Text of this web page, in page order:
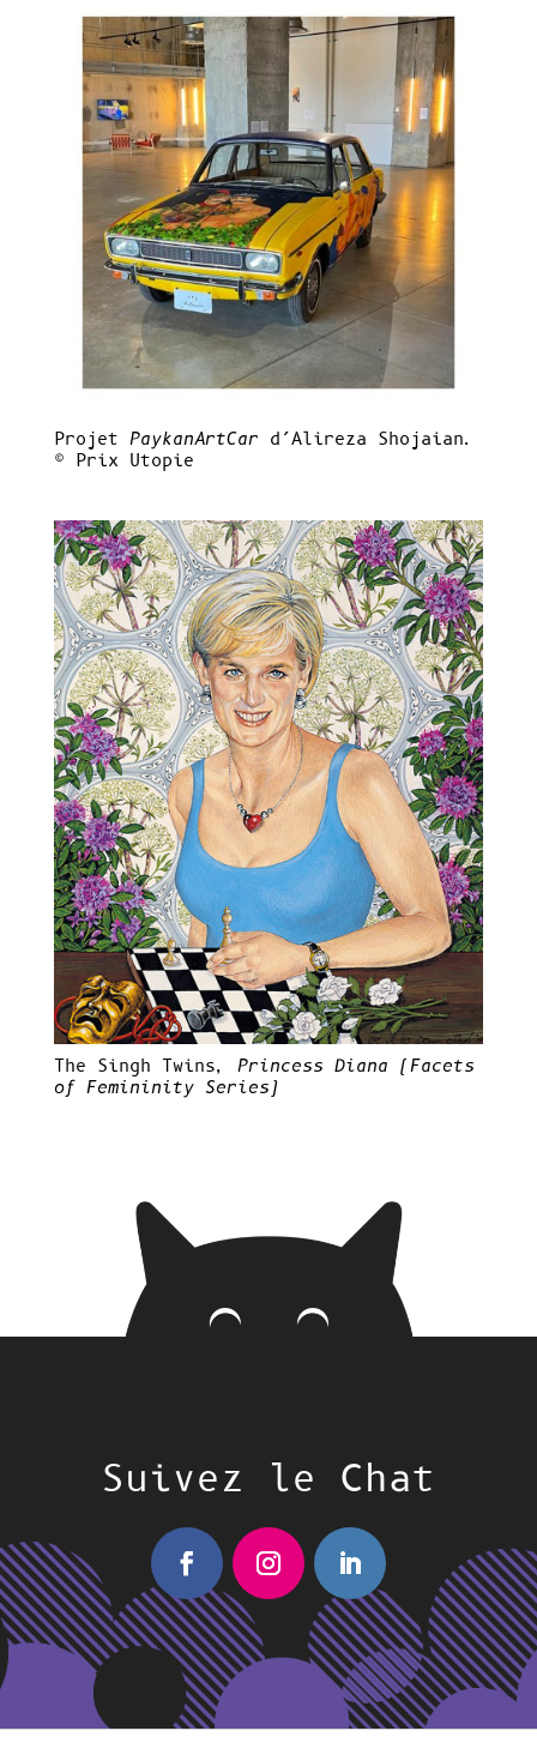
Projet PaykanArtCar d’Alireza Shojaian.
© Prix Utopie
The Singh Twins, Princess Diana (Facets
of Femininity Series)
Suivez le Chat